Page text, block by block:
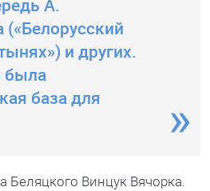
(«Белорусский
и других.
была
база для
Беляцкого Винцук Вячорка.